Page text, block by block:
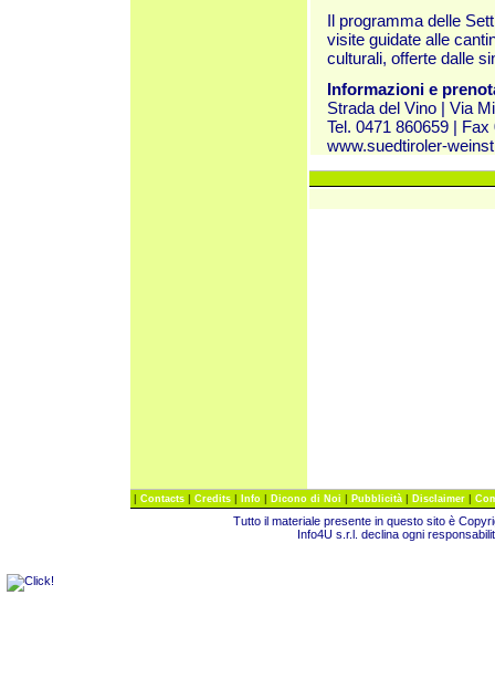
Il programma delle
visite guidate alle
culturali, offerte dalle
Informazioni e
Strada del Vino | Via
Tel. 0471 860659 |
www.suedtiroler-
| Contacts | Credits | Info | Dicono di Noi | Pubblicità | Disclaimer |
Tutto il materiale presente in questo sito è
Info4U s.r.l. declina ogni